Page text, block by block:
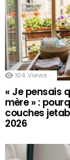
104 Views
« Je pensais
mère » :
couches
2026